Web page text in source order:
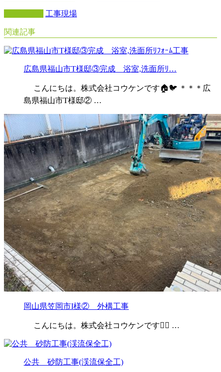
工事現場
関連記事
広島県福山市T様邸③完成 浴室,洗面所ﾘ…
こんにちは。株式会社コウケンです🏠🐦 ＊＊＊広
島県福山市T様邸② …
岡山県笠岡市I様② 外構工事
こんにちは。株式会社コウケンです👷‍♂️ …
公共 砂防工事(渓流保全工)